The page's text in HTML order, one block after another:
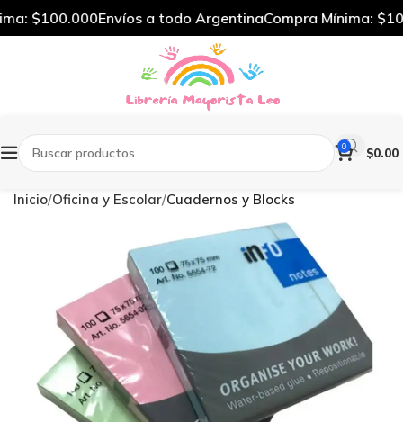
0 $0.00
Inicio Oficina y Escolar Cuadernos y Blocks
$100.000Envíos a todo ArgentinaCompra Mínima: